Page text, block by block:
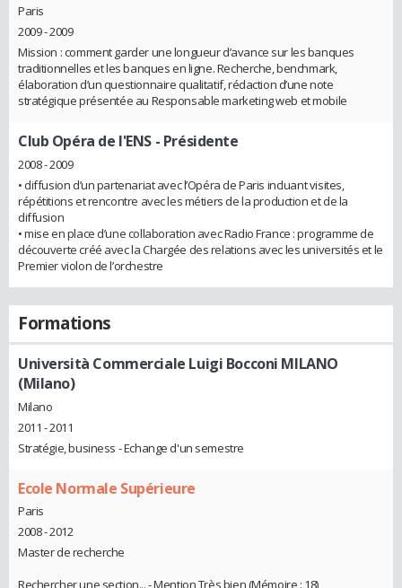
Paris
2009 - 2009
Mission : comment garder une longueur d’avance sur les banques
traditionnelles et les banques en ligne. Recherche, benchmark,
élaboration d’un questionnaire qualitatif, rédaction d’une note
stratégique présentée au Responsable marketing web et mobile
Club Opéra de l'ENS - Présidente
2008 - 2009
• diffusion d’un partenariat avec l’Opéra de Paris incluant visites,
répétitions et rencontre avec les métiers de la production et de la
diffusion
• mise en place d’une collaboration avec Radio France : programme de
découverte créé avec la Chargée des relations avec les universités et le
Premier violon de l’orchestre
Formations
Università Commerciale Luigi Bocconi MILANO
(Milano)
Milano
2011 - 2011
Stratégie, business - Echange d'un semestre
Ecole Normale Supérieure
Paris
2008 - 2012
Master de recherche
Rechercher une section... - Mention Très bien (Mémoire : 18)